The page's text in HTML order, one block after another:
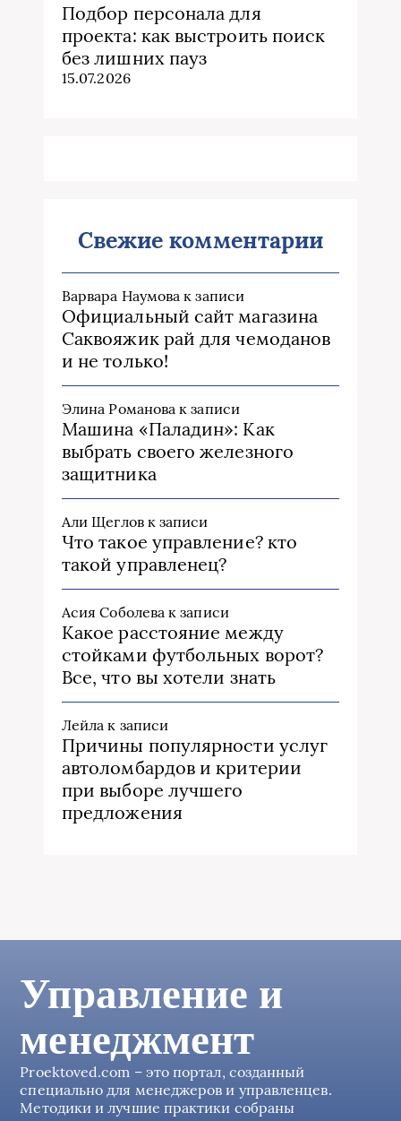
Подбор персонала для
проекта: как выстроить поиск
без лишних пауз
15.07.2026
Свежие комментарии
Варвара Наумова к записи
Официальный сайт магазина
Саквояжик рай для чемоданов
и не только!
Элина Романова к записи
Машина «Паладин»: Как
выбрать своего железного
защитника
Али Щегловк записи
Что такое управление? кто
такой управленец?
Асия Соболева к записи
Какое расстояние между
стойками футбольных ворот?
Все, что вы хотели знать
Лейла к записи
Причины популярности услуг
автоломбардов и критерии
при выборе лучшего
предложения
Управление и
менеджмент
Proektoved.com – это портал, созданный
специально для менеджеров и управленцев.
Методики и лучшие практики собраны